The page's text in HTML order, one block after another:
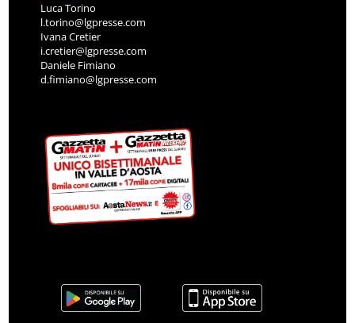
Luca Torino
l.torino@lgpresse.com
Ivana Cretier
i.cretier@lgpresse.com
Daniele Fimiano
d.fimiano@lgpresse.com